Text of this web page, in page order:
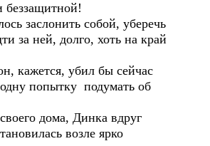
беззащитной!
заслонить собой, уберечь
за ней, долго, хоть на край
кажется, убил бы сейчас
попытку подумать об
дома, Динка вдруг
возле ярко